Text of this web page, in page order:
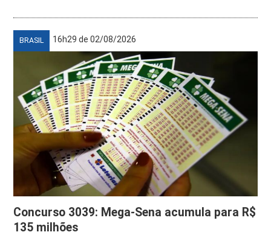
BRASIL 16h29 de 02/08/2026
Concurso 3039: Mega-Sena acumula para R$
135 milhões